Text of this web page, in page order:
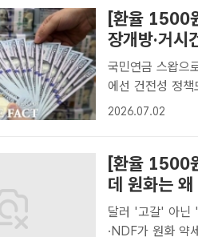
[환율 1500
장개방·거
국민연금 스왑으
에선 건전성 정책도 '병행' 원·달러 환율이 1500
데, 고환율을 잡
2026.07.02
[환율 1500
데 원화는
달러 '고갈' 아닌
·NDF가 원화 약세 '증폭' 지난 6월 11일 오전 서울